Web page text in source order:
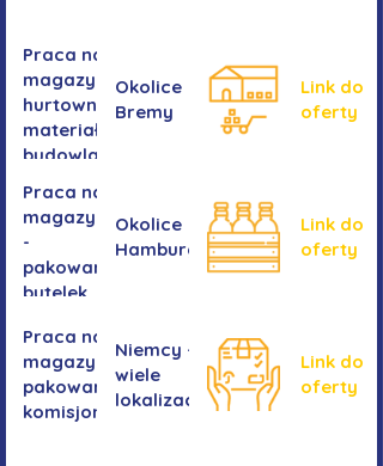
Praca na
magazynie -
hurtownia
materiałów
budowlanych
Okolice
Bremy
Link do
oferty
Praca na
magazynie
-
pakowanie
butelek
Okolice
Hamburga
Link do
oferty
Praca na
magazynie /
pakowanie /
komisjonowanie
Niemcy -
wiele
lokalizacji
Link do
oferty